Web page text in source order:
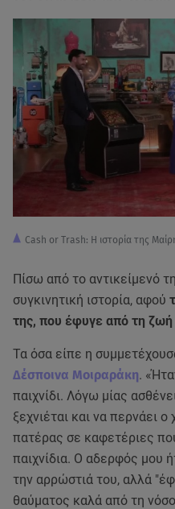
Cash or Trash: Η ιστορία της
Πίσω από το αντικείμενό
συγκινητική ιστορία, αφού
της, που έφυγε από τη ζωή
Τα όσα είπε η
Δέσποινα Μοιραράκη.
παιχνίδι. Λόγω μίας
ξεχνιέται και να περνάει
πατέρας σε καφετέριες
παιχνίδια. Ο αδερφός μου
την αρρώστιά του, αλλά
θαύματος καλά από τη